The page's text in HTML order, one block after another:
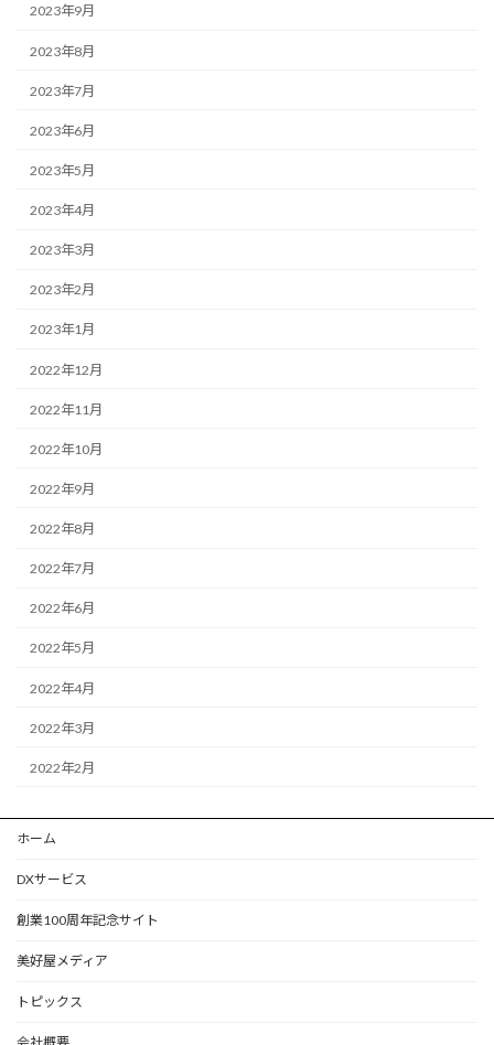
2023年9月
2023年8月
2023年7月
2023年6月
2023年5月
2023年4月
2023年3月
2023年2月
2023年1月
2022年12月
2022年11月
2022年10月
2022年9月
2022年8月
2022年7月
2022年6月
2022年5月
2022年4月
2022年3月
2022年2月
ホーム
DXサービス
創業100周年記念サイト
美好屋メディア
トピックス